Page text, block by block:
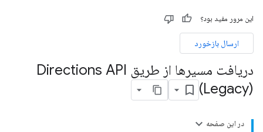
این مرور مفید بود؟
ارسال بازخورد
دریافت مسیرها از طریق Directions API
(Legacy)
در این صفحه